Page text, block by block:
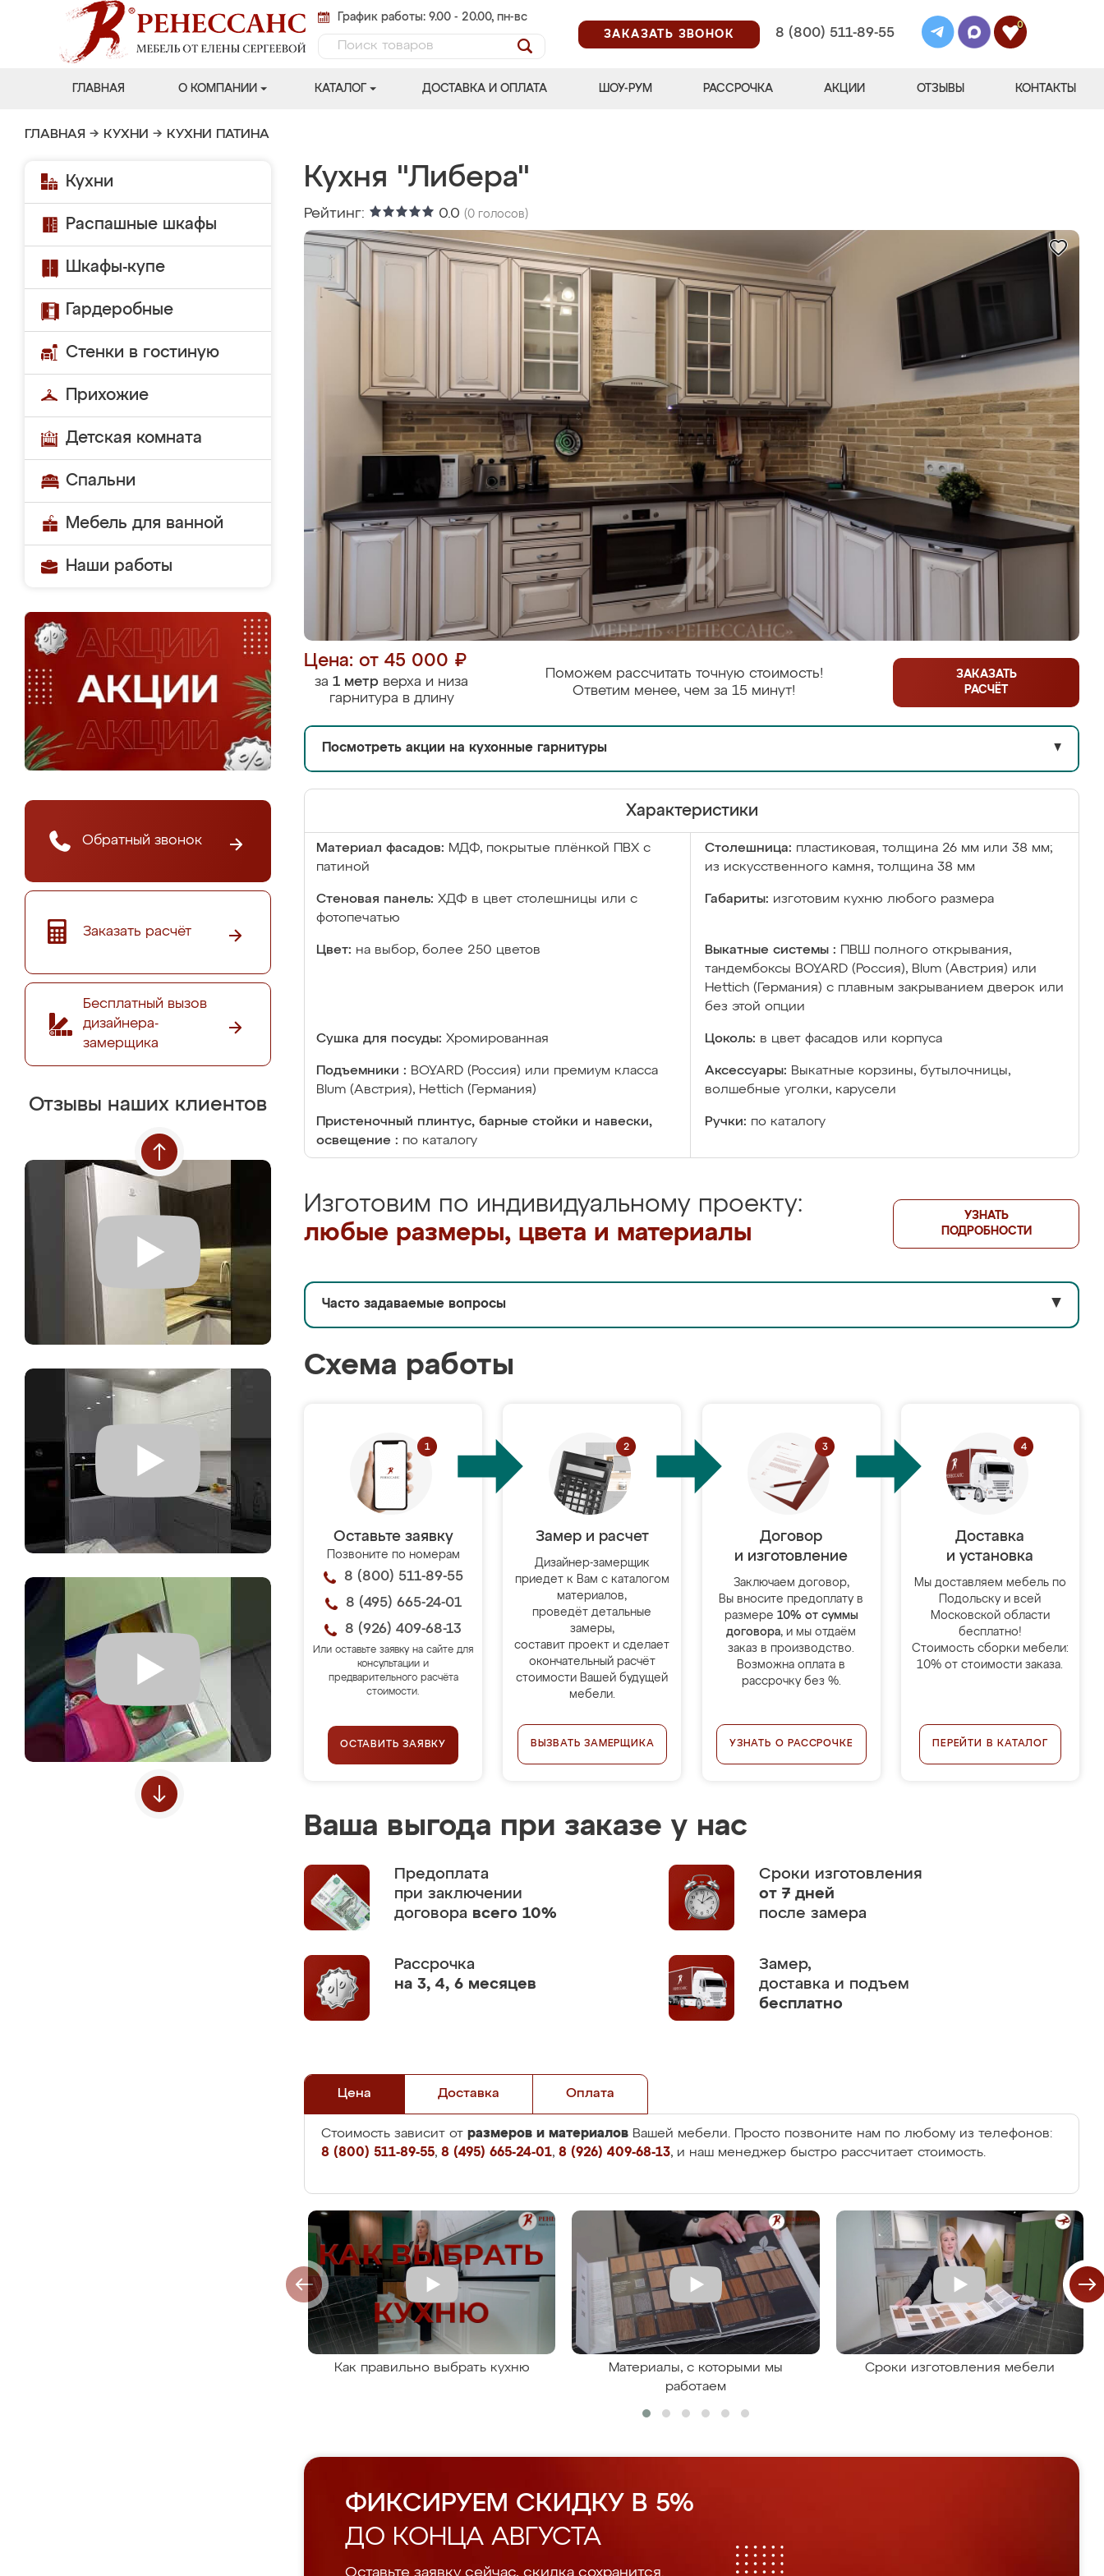
График работы: 9.00 - 20.00, пн-вс
ЗАКАЗАТЬ ЗВОНОК
8 (800) 511-89-55
0
ГЛАВНАЯ О КОМПАНИИ КАТАЛОГ ДОСТАВКА И ОПЛАТА ШОУ-РУМ РАССРОЧКА АКЦИИ ОТЗЫВЫ КОНТАКТЫ
ГЛАВНАЯ → КУХНИ → КУХНИ ПАТИНА
Кухни
Распашные шкафы
Шкафы-купе
Гардеробные
Стенки в гостиную
Прихожие
Детская комната
Спальни
Мебель для ванной
Наши работы
Обратный звонок
Заказать расчёт
Бесплатный вызов
дизайнера-
замерщика
Отзывы наших клиентов
Кухня "Либера"
Рейтинг: 0.0 (0 голосов)
Цена: от 45 000 ₽
за 1 метр верха и низа
гарнитура в длину
Поможем рассчитать точную стоимость!
Ответим менее, чем за 15 минут!
ЗАКАЗАТЬ
РАСЧЁТ
Посмотреть акции на кухонные гарнитуры ▼
Характеристики
Материал фасадов: МДФ, покрытые плёнкой ПВХ с
патиной
Столешница: пластиковая, толщина 26 мм или 38 мм;
из искусственного камня, толщина 38 мм
Стеновая панель: ХДФ в цвет столешницы или с
фотопечатью
Габариты: изготовим кухню любого размера
Цвет: на выбор, более 250 цветов Выкатные системы :
ПВШ полного открывания,
тандембоксы BOYARD (Россия), Blum (Австрия) или
Hettich (Германия) с плавным закрыванием дверок или
без этой опции
Сушка для посуды: Хромированная Цоколь: в цвет фасадов или корпуса
Подъемники : BOYARD (Россия) или премиум класса
Blum (Австрия), Hettich (Германия)
Аксессуары: Выкатные корзины, бутылочницы,
волшебные уголки, карусели
Пристеночный плинтус, барные стойки и навески,
освещение : по каталогу
Ручки: по каталогу
Изготовим по индивидуальному проекту:
любые размеры, цвета и материалы
УЗНАТЬ
ПОДРОБНОСТИ
Часто задаваемые вопросы ▼
Схема работы
Оставьте заявку
Позвоните по номерам
8 (800) 511-89-55
8 (495) 665-24-01
8 (926) 409-68-13
Или оставьте заявку на сайте для
консультации и
предварительного расчёта
стоимости.
ОСТАВИТЬ ЗАЯВКУ
Замер и расчет
Дизайнер-замерщик
приедет к Вам с каталогом
материалов,
проведёт детальные
замеры,
составит проект и сделает
окончательный расчёт
стоимости Вашей будущей
мебели.
ВЫЗВАТЬ ЗАМЕРЩИКА
Договор
и изготовление
Заключаем договор,
Вы вносите предоплату в
размере 10% от суммы
договора, и мы отдаём
заказ в производство.
Возможна оплата в
рассрочку без %.
УЗНАТЬ О РАССРОЧКЕ
Доставка
и установка
Мы доставляем мебель по
Подольску и всей
Московской области
бесплатно!
Стоимость сборки мебели:
10% от стоимости заказа.
ПЕРЕЙТИ В КАТАЛОГ
Ваша выгода при заказе у нас
Предоплата
при заключении
договора всего 10%
Сроки изготовления
от 7 дней
после замера
Рассрочка
на 3, 4, 6 месяцев
Замер,
доставка и подъем
бесплатно
Цена Доставка Оплата
Стоимость зависит от размеров и материалов Вашей мебели. Просто позвоните нам по любому из телефонов:
8 (800) 511-89-55, 8 (495) 665-24-01, 8 (926) 409-68-13, и наш менеджер быстро рассчитает стоимость.
Как правильно выбрать кухню
Материалы, с которыми мы
работаем
Сроки изготовления мебели
ФИКСИРУЕМ СКИДКУ В 5%
ДО КОНЦА АВГУСТА
Оставьте заявку сейчас, скидка сохранится.